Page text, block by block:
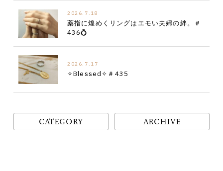
2026.7.18
薬指に煌めくリングはエモい夫婦の絆。＃
436💍
2026.7.17
✧Blessed✧＃435
CATEGORY ARCHIVE